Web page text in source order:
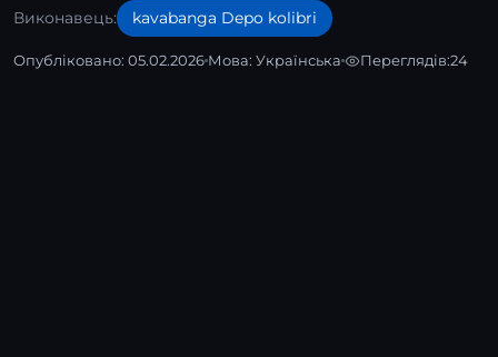
Виконавець: kavabanga Depo kolibri
Опубліковано: 05.02.2026 Мова: Українська Переглядів:24